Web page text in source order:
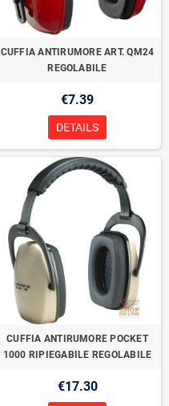
CUFFIA ANTIRUMORE ART. QM24
REGOLABILE
€7.39
DETAILS
CUFFIA ANTIRUMORE POCKET
1000 RIPIEGABILE REGOLABILE
€17.30